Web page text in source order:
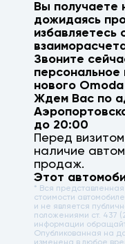
Вы получаете
дожидаясь
избавляетесь
Звоните
персональное
нового Omoda
Ждем Вас по
до 20:00
Перед
наличие
продаж.
Этот
* Вся
стоимости
и не является
положениями ст. 437
информации
Опубликованная на